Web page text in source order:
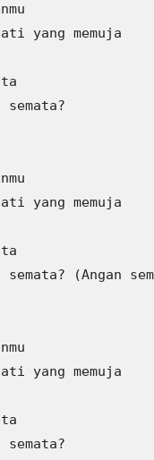
yang memuja
yang memuja
(Angan
yang memuja